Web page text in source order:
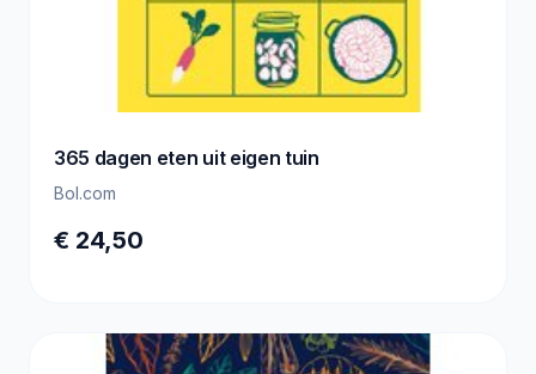
365 dagen eten uit eigen tuin
Bol.com
€ 24,50